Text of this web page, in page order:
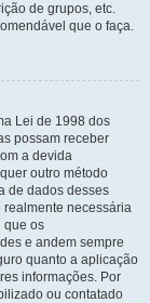
de grupos, etc.
que o faça.
Lei de 1998 dos
possam receber
a devida
outro método
de dados desses
realmente necessária
que os
e andem sempre
quanto a aplicação
informações. Por
ou contatado